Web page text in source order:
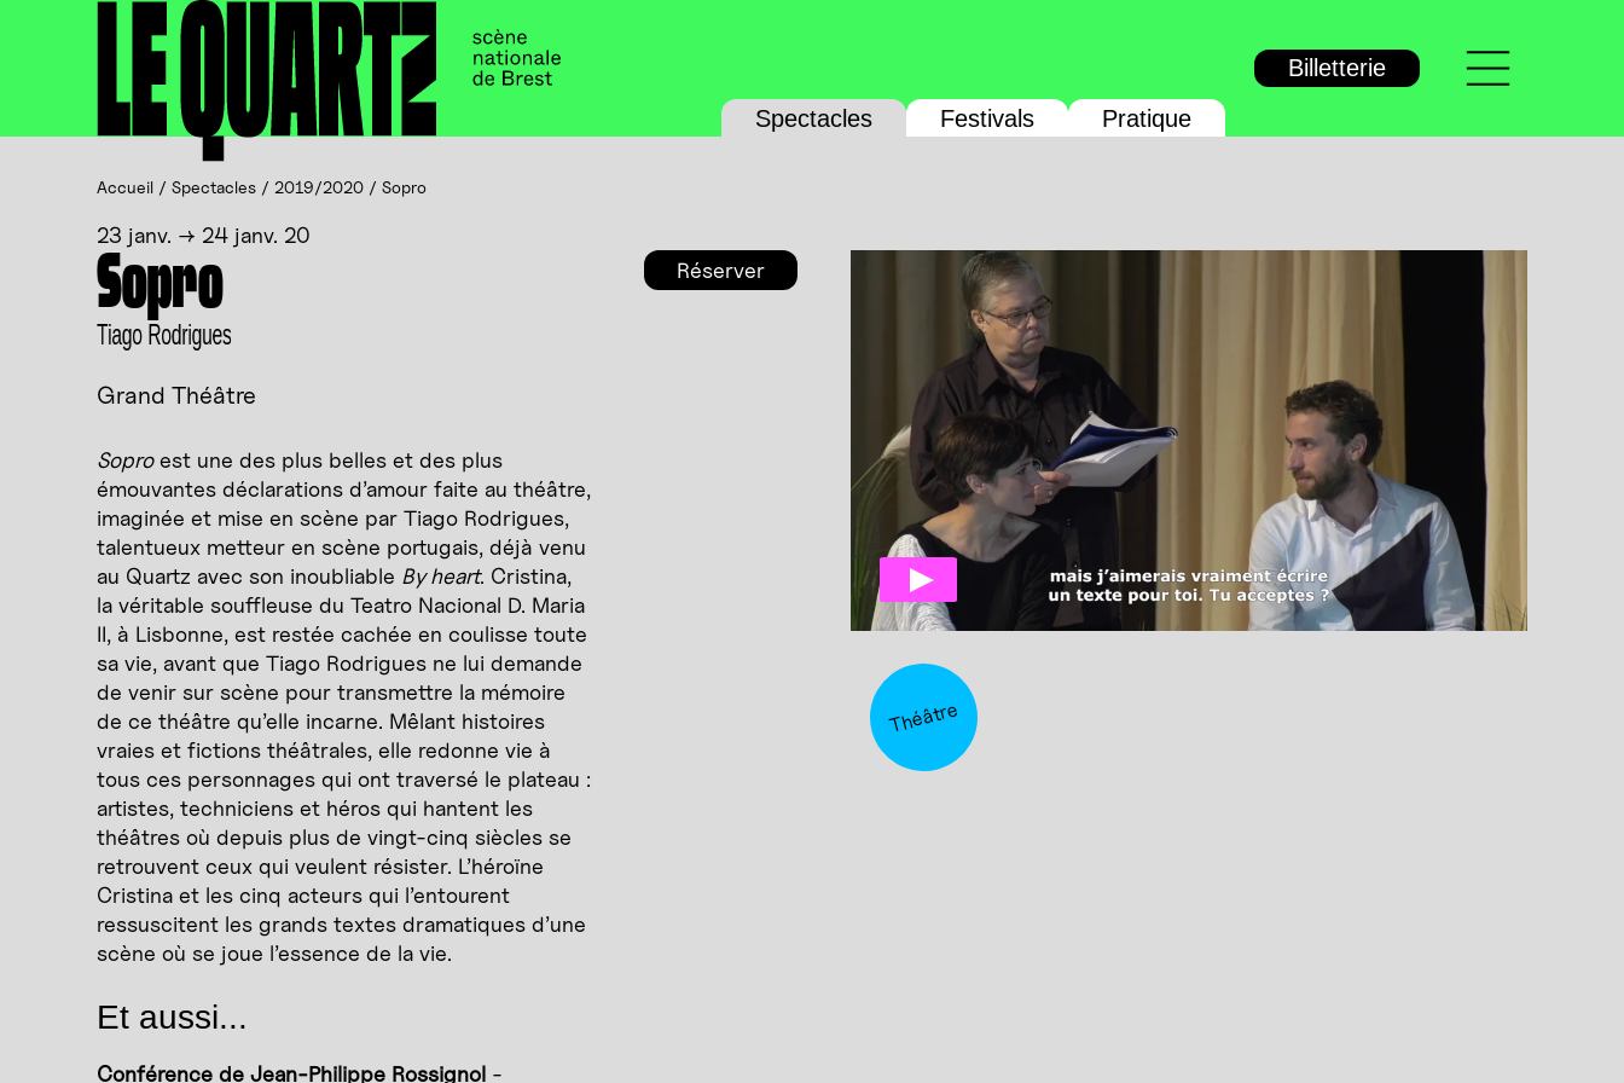
Panneau de gestion des cookies
Spectacles Festivals Pratique
Billetterie
Menu
Accueil / Spectacles / 2019/2020 / Sopro
23 janv. → 24 janv. 20
Théâtre
Sopro
Tiago Rodrigues
Grand Théâtre
Soproest une des plus belles et des plus
émouvantes déclarations d’amour faite au théâtre,
imaginée et mise en scène par Tiago Rodrigues,
talentueux metteur en scène portugais, déjà venu
au Quartz avec son inoubliable By heart. Cristina,
la véritable souffleuse du Teatro Nacional D. Maria
II, à Lisbonne, est restée cachée en coulisse toute
sa vie, avant que Tiago Rodrigues ne lui demande
de venir sur scène pour transmettre la mémoire
de ce théâtre qu’elle incarne. Mêlant histoires
vraies et fictions théâtrales, elle redonne vie à
tous ces personnages qui ont traversé le plateau :
artistes, techniciens et héros qui hantent les
théâtres où depuis plus de vingt-cinq siècles se
retrouvent ceux qui veulent résister. L’héroïne
Cristina et les cinq acteurs qui l’entourent
ressuscitent les grands textes dramatiques d’une
scène où se joue l’essence de la vie.
Et aussi...
Conférence de Jean-Philippe Rossignol -
Réserver